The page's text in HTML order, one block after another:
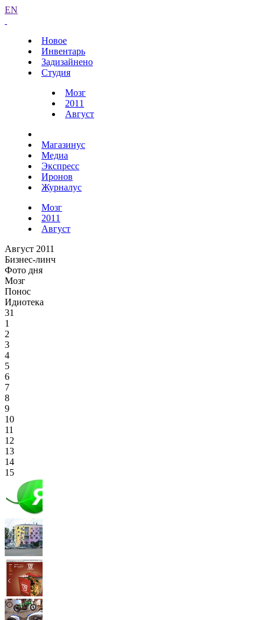
EN
Новое
Инвентарь
Задизайнено
Студия
Мозг
2011
Август
Магазинус
Медиа
Экспресс
Иронов
Журналус
Мозг
2011
Август
Август 2011
Бизнес-линч
Фото дня
Мозг
Понос
Идиотека
31
1
2
3
4
5
6
7
8
9
10
11
12
13
14
15